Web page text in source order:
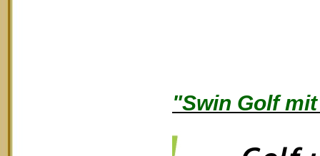
"Swin Golf